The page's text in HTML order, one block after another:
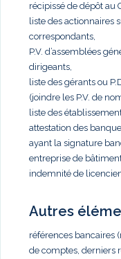
récipissé de dépôt au
liste des actionnaires
correspondants,
P.V. d’assemblées
dirigeants,
liste des gérants ou
(joindre les P.V. de
liste des
attestation des
ayant la signature
entreprise de
indemnité de
Autres
références bancaires
de comptes, derniers